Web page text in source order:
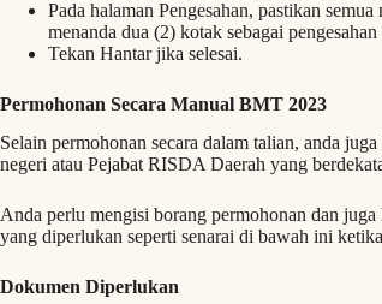
Pada halaman Pengesahan, pastikan
menanda dua (2) kotak sebagai
Tekan Hantar jika selesai.
Permohonan Secara Manual BMT 2023
Selain permohonan secara dalam talian, anda
negeri atau Pejabat RISDA Daerah yang
Anda perlu mengisi borang permohonan dan
yang diperlukan seperti senarai di bawah ini
Dokumen Diperlukan